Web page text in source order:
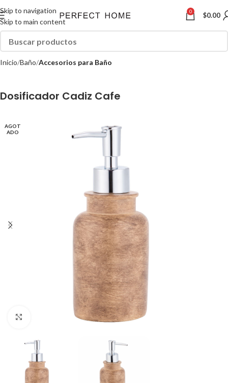
Skip to navigation
Skip to main content
0 $0.00
Inicio Baño Accesorios para Baño
Dosificador Cadiz Cafe
AGOT
ADO
Click to enlarge